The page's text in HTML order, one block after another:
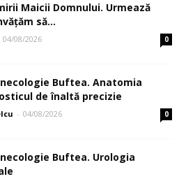
Maicii Domnului. Urmează
să...
04/08/2026 0
Buftea. Anatomia
de înaltă precizie
- 04/08/2026 0
Buftea. Urologia